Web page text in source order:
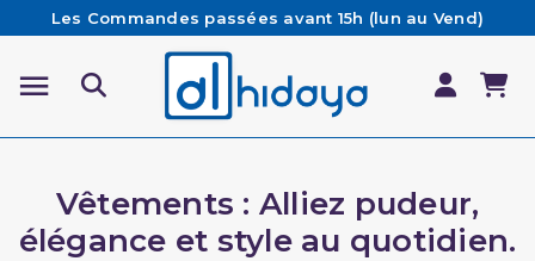
Les Commandes passées avant 15h (lun au Vend)
sont préparées et expédiées le jour même
Besoin d'aide ? Retrouvez notre FAQ
Livraison offerte à partir de 65€ d'achat*
Vêtements : Alliez pudeur,
élégance et style au quotidien.